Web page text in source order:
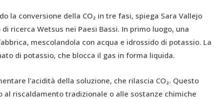
la conversione della CO₂ in tre fasi, spiega Sara Vallejo
ricerca Wetsus nei Paesi Bassi. In primo luogo, una
mescolandola con acqua e idrossido di potassio. La
di potassio, che blocca il gas in forma liquida.
l'acidità della soluzione, che rilascia CO₂. Questo
riscaldamento tradizionale o alle sostanze chimiche